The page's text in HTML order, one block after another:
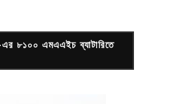
৮১০০ এমএএইচ ব্যাটারিতে